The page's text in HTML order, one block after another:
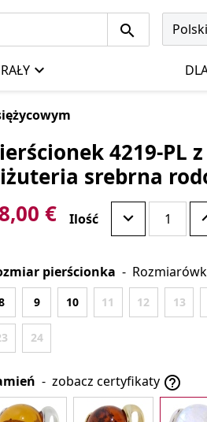
Polski
4219-PL
srebrna
€
Ilość
pierścionka -
9 10 11 12 13
24
- zobacz certyfikaty 